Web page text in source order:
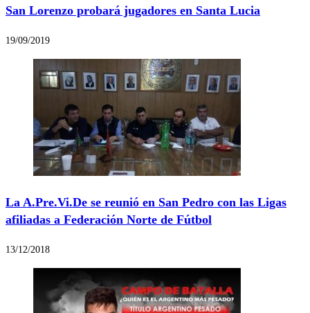
San Lorenzo probará jugadores en Santa Lucia
19/09/2019
La A.Pre.Vi.De se reunió en San Pedro con las Ligas
afiliadas a Federación Norte de Fútbol
13/12/2018